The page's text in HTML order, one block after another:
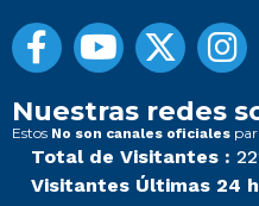
Nuestras redes
Estos No son canales oficiales
Total de Visitantes :
Visitantes Últimas 24